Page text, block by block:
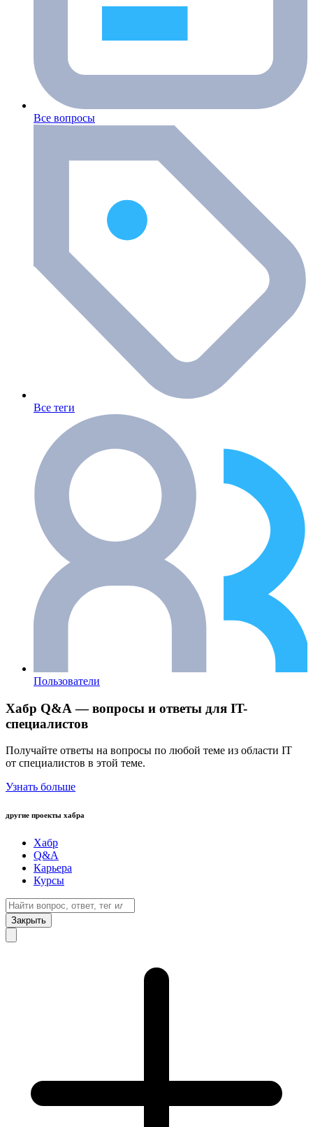
Все вопросы
Все теги
Пользователи
Хабр Q&A — вопросы и ответы для IT-
специалистов
Получайте ответы на вопросы по любой теме из области IT
от специалистов в этой теме.
Узнать больше
другие проекты хабра
Хабр
Q&A
Карьера
Курсы
Закрыть